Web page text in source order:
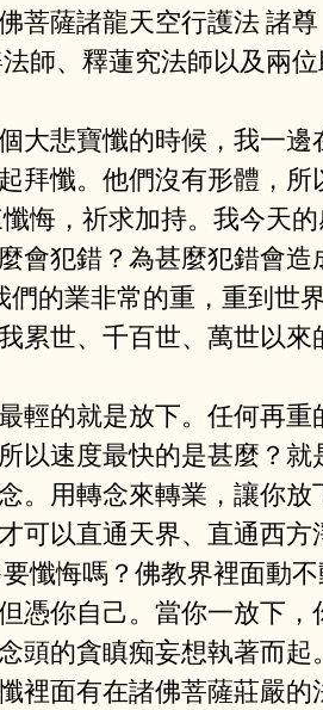
薩諸⿓天空⾏護法 諸
師、釋蓮究法師以及兩
⼤悲寶懺的時候，我⼀
拜懺。他們沒有形體，
悔，祈求加持。我今天
會犯錯？為甚麼犯錯會
們的業⾮常的重，重到世
累世、千百世、萬世以
輕的就是放下。任何再
以速度最快的是甚麼？就
。⽤轉念來轉業，讓你
以直通天界、直通⻄⽅
懺悔嗎？佛教界裡⾯動
憑你⾃⼰。當你⼀放下，
頭的貪瞋痴妄想執著而
裡⾯有在諸佛菩薩莊嚴